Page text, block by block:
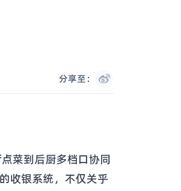
分享至：
菜到后厨多档口协同
收银系统，不仅关乎